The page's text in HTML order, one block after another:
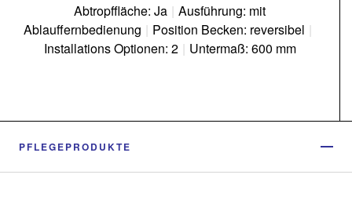
Abtropffläche: Ja | Ausführung: mit
Ablauffernbedienung | Position Becken: reversibel |
Installations Optionen: 2 | Untermaß: 600 mm
PFLEGEPRODUKTE